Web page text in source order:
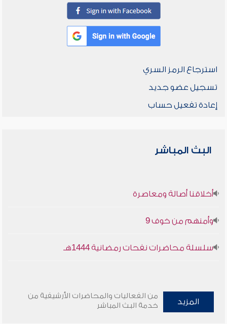
استرجاع الرمز السري
تسجيل عضو جديد
إعادة تفعيل حساب
البث المباشر
أخلاقنا أصالة ومعاصرة
وأمنهم من خوف 9
سلسلة محاضرات نفحات رمضانية 1444هـ
المزيد
من الفعاليات والمحاضرات الأرشيفية من
خدمة البث المباشر